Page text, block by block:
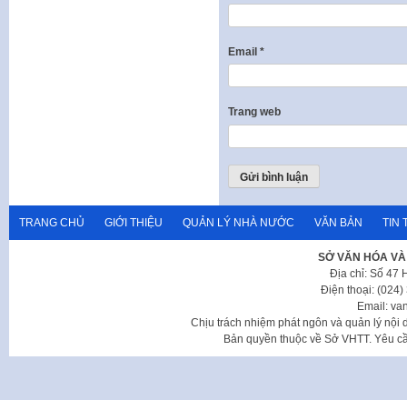
Email *
Trang web
TRANG CHỦ GIỚI THIỆU QUẢN LÝ NHÀ NƯỚC VĂN BẢN TIN
SỞ VĂN HÓA
Địa chỉ: Số 47
Điện thoại: (024)
Email:
Chịu trách nhiệm phát ngôn và quản lý nội
Bản quyền thuộc về Sở VHTT. Yêu